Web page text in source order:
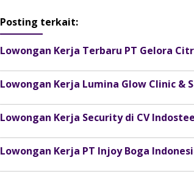
Posting terkait:
Lowongan Kerja Terbaru PT Gelora
Lowongan Kerja Lumina Glow Clinic &
Lowongan Kerja Security di CV